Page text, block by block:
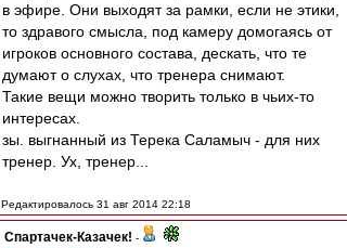
в эфире. Они выходят за рамки, если не этики,
то здравого смысла, под камеру домогаясь от
игроков основного состава, дескать, что те
думают о слухах, что тренера снимают.
Такие вещи можно творить только в чьих-то
интересах.
зы. выгнанный из Терека Саламыч - для них
тренер. Ух, тренер...
Редактировалось 31 авг 2014 22:18
Спартачек-Казачек! -